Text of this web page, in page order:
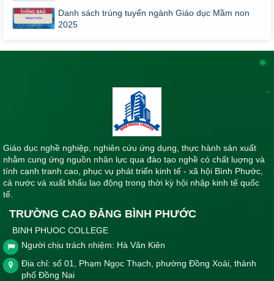
Danh sách trúng tuyển ngành Giáo dục Mầm non
2025
Giáo dục nghề nghiệp, nghiên cứu ứng dụng, thực hành sản xuất
nhằm cung ứng nguồn nhân lực qua đào tạo nghề có chất luợng và
tính cạnh tranh cao, phục vụ phát triển kinh tế - xã hội Bình Phước,
cả nước và xuất khẩu lao động trong thời kỳ hội nhập kinh tế quốc
tế.
TRƯỜNG CAO ĐẲNG BÌNH PHƯỚC
BINH PHUOC COLLEGE
Người chịu trách nhiệm: Hà Văn Kiên
Địa chỉ: số 01, Phạm Ngọc Thạch, phường Đồng Xoài, thành
phố Đồng Nai